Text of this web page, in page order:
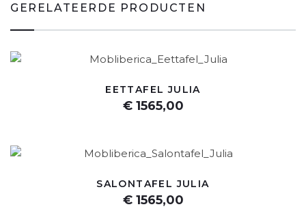
GERELATEERDE PRODUCTEN
EETTAFEL JULIA
€ 1565,00
SALONTAFEL JULIA
€ 1565,00